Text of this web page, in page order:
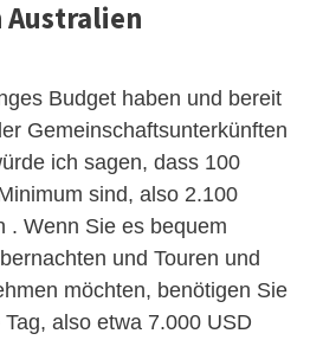
Australien
Budget haben und bereit
Gemeinschaftsunterkünften
ich sagen, dass 100
sind, also 2.100
. Wenn Sie es bequem
und Touren und
möchten, benötigen Sie
also etwa 7.000 USD